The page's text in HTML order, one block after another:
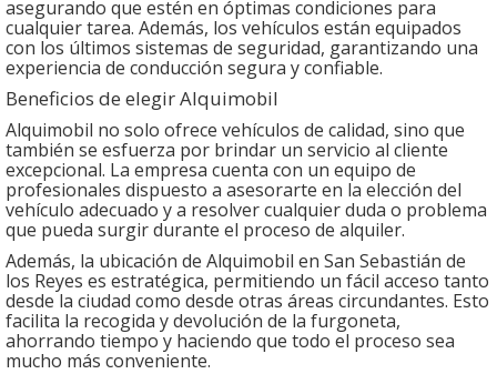
asegurando que estén en óptimas condiciones para
cualquier tarea. Además, los vehículos están equipados
con los últimos sistemas de seguridad, garantizando una
experiencia de conducción segura y confiable.
Beneficios de elegir Alquimobil
Alquimobil no solo ofrece vehículos de calidad, sino que
también se esfuerza por brindar un servicio al cliente
excepcional. La empresa cuenta con un equipo de
profesionales dispuesto a asesorarte en la elección del
vehículo adecuado y a resolver cualquier duda o problema
que pueda surgir durante el proceso de alquiler.
Además, la ubicación de Alquimobil en San Sebastián de
los Reyes es estratégica, permitiendo un fácil acceso tanto
desde la ciudad como desde otras áreas circundantes. Esto
facilita la recogida y devolución de la furgoneta,
ahorrando tiempo y haciendo que todo el proceso sea
mucho más conveniente.